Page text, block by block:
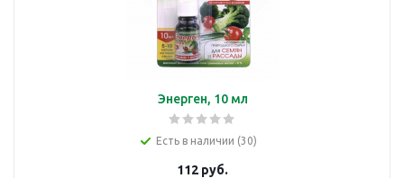
Энерген, 10 мл
Есть в наличии (30)
112 руб.